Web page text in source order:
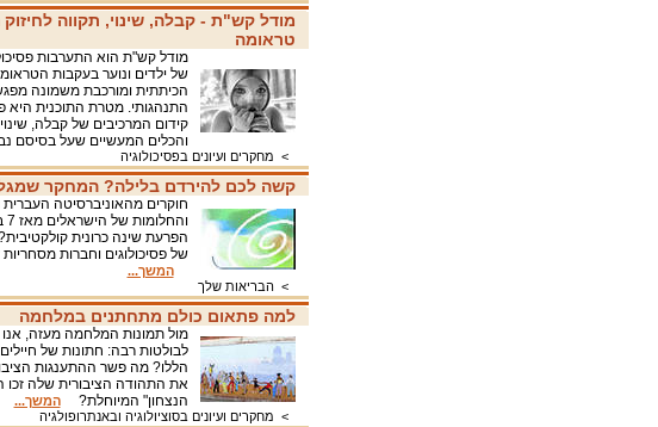
מודל קש"ת - קבלה, שינוי, תקווה לחיזוק
טראומה
מודל קש"ת הוא התערבות
הכיתתית ומורכבת משמונה
התנהגותי. מטרת התוכנית היא
קידום המרכיבים של קבלה,
והכלים המעשיים שעל
> מחקרים ועיונים בפסיכולוגיה
קשה לכם להירדם בלילה? המחקר
חוקרים מהאוניברסיטה
הפרעת שינה כרונית
של פסיכולוגים וחברות
המשך...
>הבריאות שלך
למה פתאום כולם מתחתנים במלחמה
מול תמונות המלחמה מעזה, אנו
לבולטות רבה: חתונות של
הללו? מה פשר ההתענגות
את התהודה הציבורית שלה
הנצחון" המיוחלת?המשך...
> מחקרים ועיונים בסוציולוגיה ובאנתרופולגיה